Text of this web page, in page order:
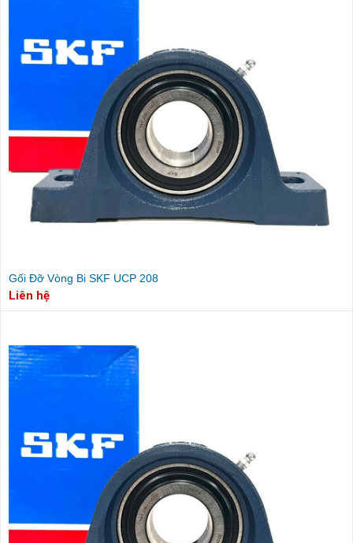
Gối Đỡ Vòng Bi SKF UCP 208
Liên hệ